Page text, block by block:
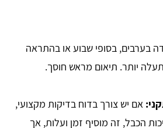
בערבים, בסופי שבוע או בהתראה
יותר. תיאום מראש חוסך.
אם יש צורך בדוח בדיקות מקצועי,
הכבל, זה מוסיף זמן ועלות, אך